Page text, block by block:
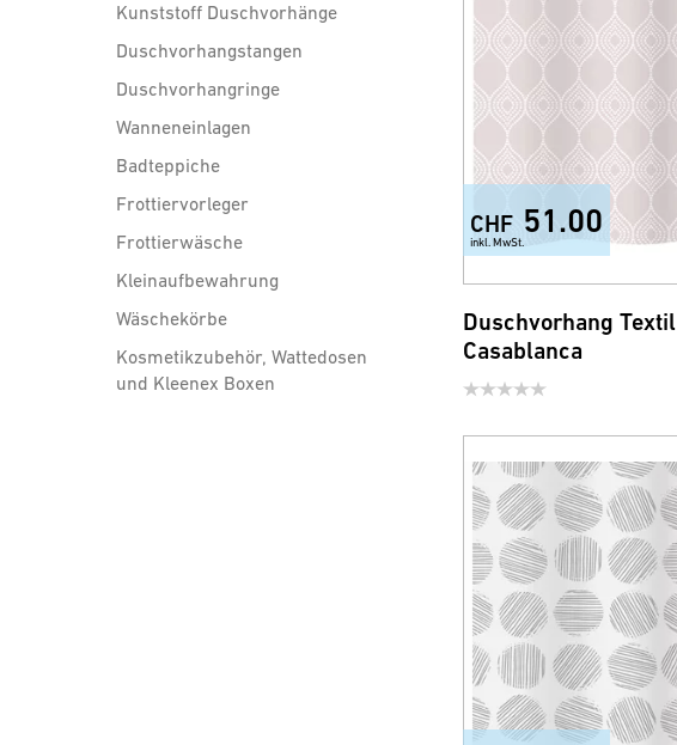
Kunststoff Duschvorhänge
Duschvorhangstangen
Duschvorhangringe
Wanneneinlagen
Badteppiche
Frottiervorleger
Frottierwäsche
Kleinaufbewahrung
Wäschekörbe
Kosmetikzubehör, Wattedosen
und Kleenex Boxen
CHF 51.00
inkl. MwSt.
Duschvorhang Textil
Casablanca